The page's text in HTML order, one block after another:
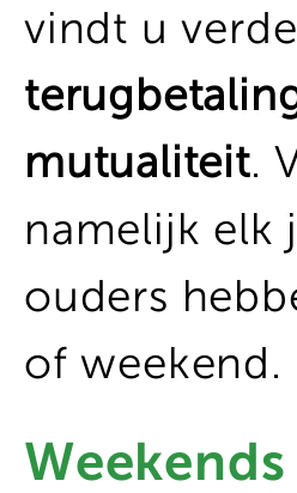
vindt u
mutualiteit.
namelijk elk
ouders
of weekend.